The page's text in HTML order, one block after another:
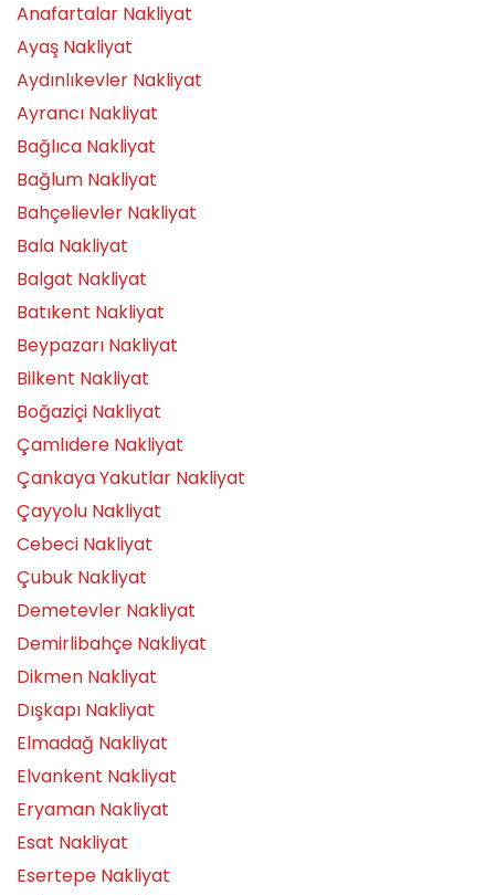
Anafartalar Nakliyat
Ayaş Nakliyat
Aydınlıkevler Nakliyat
Ayrancı Nakliyat
Bağlıca Nakliyat
Bağlum Nakliyat
Bahçelievler Nakliyat
Bala Nakliyat
Balgat Nakliyat
Batıkent Nakliyat
Beypazarı Nakliyat
Bilkent Nakliyat
Boğaziçi Nakliyat
Çamlıdere Nakliyat
Çankaya Yakutlar Nakliyat
Çayyolu Nakliyat
Cebeci Nakliyat
Çubuk Nakliyat
Demetevler Nakliyat
Demirlibahçe Nakliyat
Dikmen Nakliyat
Dışkapı Nakliyat
Elmadağ Nakliyat
Elvankent Nakliyat
Eryaman Nakliyat
Esat Nakliyat
Esertepe Nakliyat